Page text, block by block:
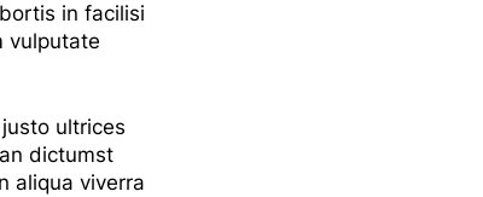
in facilisi
vulputate
ultrices
dictumst
aliqua viverra